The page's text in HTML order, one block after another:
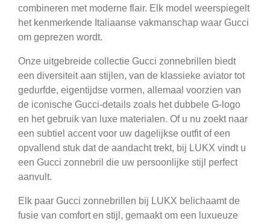
combineren met moderne flair. Elk model weerspiegelt
het kenmerkende Italiaanse vakmanschap waar Gucci
om geprezen wordt.
Onze uitgebreide collectie Gucci zonnebrillen biedt
een diversiteit aan stijlen, van de klassieke aviator tot
gedurfde, eigentijdse vormen, allemaal voorzien van
de iconische Gucci-details zoals het dubbele G-logo
en het gebruik van luxe materialen. Of u nu zoekt naar
een subtiel accent voor uw dagelijkse outfit of een
opvallend stuk dat de aandacht trekt, bij LUKX vindt u
een Gucci zonnebril die uw persoonlijke stijl perfect
aanvult.
Elk paar Gucci zonnebrillen bij LUKX belichaamt de
fusie van comfort en stijl, gemaakt om een luxueuze